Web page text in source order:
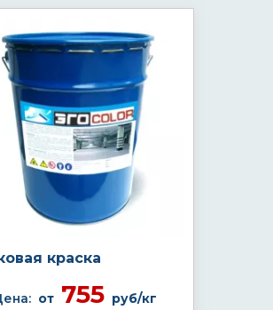
краска
от755 руб/кг